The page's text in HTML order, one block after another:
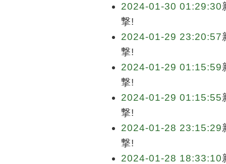
2024-01-30 01:29:30
撃!
2024-01-29 23:20:57
撃!
2024-01-29 01:15:59
撃!
2024-01-29 01:15:55
撃!
2024-01-28 23:15:29
撃!
2024-01-28 18:33:10